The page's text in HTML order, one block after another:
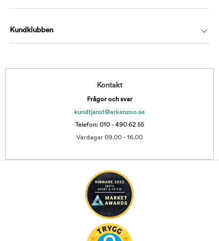
Kundklubben
Kontakt
Frågor och svar
kundtjanst@arkenzoo.se
Telefon: 010 - 490 62 55
Vardagar 09.00 - 16.00